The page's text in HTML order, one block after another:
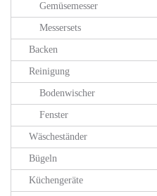
Gemüsemesser
Messersets
Backen
Reinigung
Bodenwischer
Fenster
Wäscheständer
Bügeln
Küchengeräte